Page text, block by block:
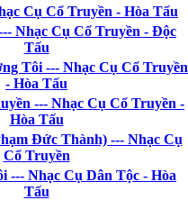
Cụ Cổ Truyền - Hòa Tấu
Nhạc Cụ Cổ Truyền - Độc
Tấu
Tôi --- Nhạc Cụ Cổ Truyền
- Hòa Tấu
--- Nhạc Cụ Cổ Truyền -
Hòa Tấu
Đức Thành) --- Nhạc Cụ
Cổ Truyền
--- Nhạc Cụ Dân Tộc - Hòa
Tấu